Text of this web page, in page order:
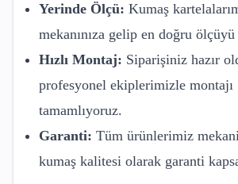
Yerinde Ölçü: Kumaş
mekanınıza gelip en doğru ölçüyü
Hızlı Montaj: Siparişiniz hazır
profesyonel ekiplerimizle montajı
tamamlıyoruz.
Garanti: Tüm ürünlerimiz
kumaş kalitesi olarak garanti